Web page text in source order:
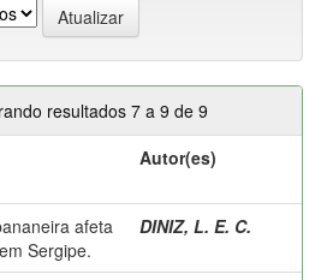
resultados 7 a 9 de 9
Autor(es)
afeta
Sergipe.
DINIZ, L. E. C.